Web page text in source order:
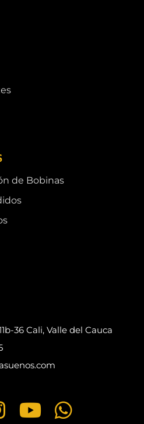
de Bobinas
36 Cali, Valle del Cauca